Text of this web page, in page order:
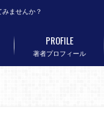
ませんか？
著者プロフィール
PROFILE